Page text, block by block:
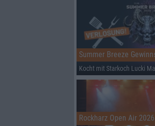
Summer Breeze
Kocht mit Starkoch Lucki
Rockharz Open Air 2026